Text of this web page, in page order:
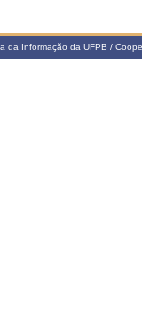
da Informação da UFPB /